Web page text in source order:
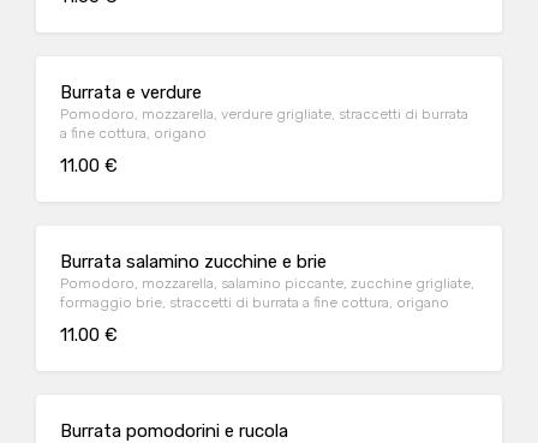
Burrata e verdure
Pomodoro, mozzarella, verdure grigliate, straccetti di burrata
a fine cottura, origano
11.00 €
Burrata salamino zucchine e brie
Pomodoro, mozzarella, salamino piccante, zucchine grigliate,
formaggio brie, straccetti di burrata a fine cottura, origano
11.00 €
Burrata pomodorini e rucola